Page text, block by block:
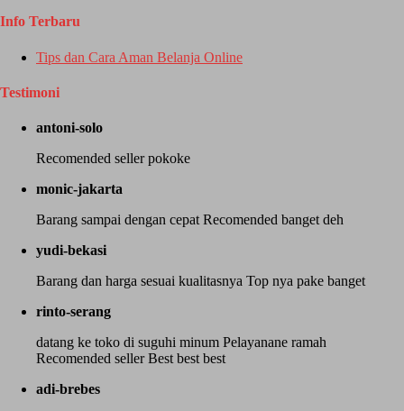
Info Terbaru
Tips dan Cara Aman Belanja Online
Testimoni
antoni-solo
Recomended seller pokoke
monic-jakarta
Barang sampai dengan cepat Recomended banget deh
yudi-bekasi
Barang dan harga sesuai kualitasnya Top nya pake banget
rinto-serang
datang ke toko di suguhi minum Pelayanane ramah
Recomended seller Best best best
adi-brebes